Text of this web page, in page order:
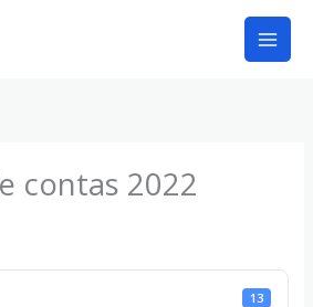
contas 2022
13